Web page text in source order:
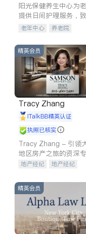
阳光保健养生中心为
提供日间护理服务，
通过持续的护理创新来
老年中心 养老院
精英会员
Tracy Zhang
iTalkBB精英认证
执照已核实
Tracy Zhang - 引领
地区房产之旅的资深
地产经纪
地产经纪
商铺租售
精英会员